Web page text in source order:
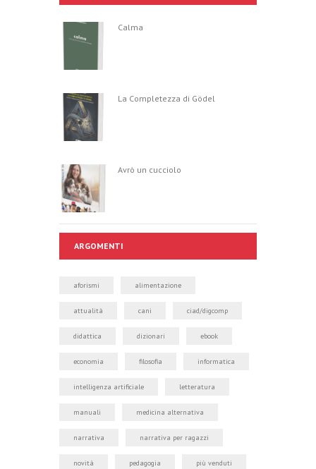
Calma
La Completezza di Gödel
Avrò un cucciolo
ARGOMENTI
aforismi alimentazione
attualità cani ciad/digcomp
didattica dizionari ebook
economia filosofia informatica
intelligenza artificiale letteratura
manuali medicina alternativa
narrativa narrativa per ragazzi
novità pedagogia più venduti